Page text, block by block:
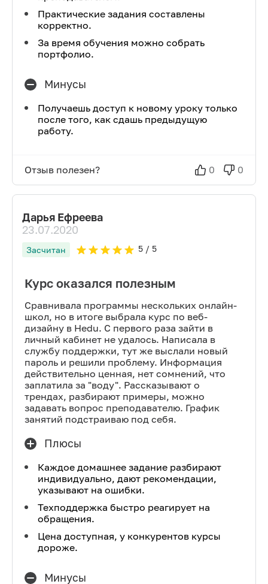
Практические задания составлены
корректно.
За время обучения можно собрать
портфолио.
Минусы
Получаешь доступ к новому уроку только
после того, как сдашь предыдущую
работу.
Отзыв полезен? 0 0
Дарья Ефреева
23.07.2020
Засчитан 5/ 5
Курс оказался полезным
Сравнивала программы нескольких онлайн-
школ, но в итоге выбрала курс по веб-
дизайну в Hedu. С первого раза зайти в
личный кабинет не удалось. Написала в
службу поддержки, тут же выслали новый
пароль и решили проблему. Информация
действительно ценная, нет сомнений, что
заплатила за "воду". Рассказывают о
трендах, разбирают примеры, можно
задавать вопрос преподавателю. График
занятий подстраиваю под себя.
Плюсы
Каждое домашнее задание разбирают
индивидуально, дают рекомендации,
указывают на ошибки.
Техподдержка быстро реагирует на
обращения.
Цена доступная, у конкурентов курсы
дороже.
Минусы